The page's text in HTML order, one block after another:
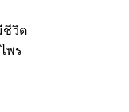
วิต
พร